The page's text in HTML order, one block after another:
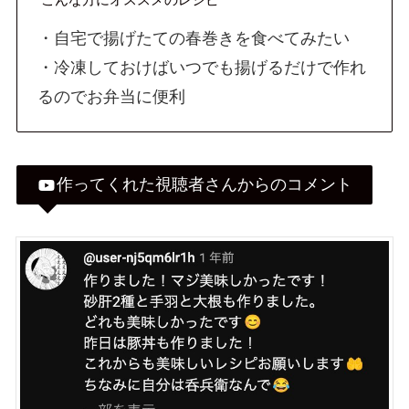
・自宅で揚げたての春巻きを食べてみたい
・冷凍しておけばいつでも揚げるだけで作れ
るのでお弁当に便利
作ってくれた視聴者さんからのコメント